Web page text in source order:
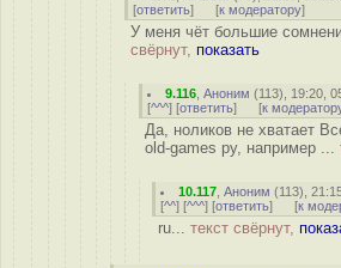
[ответить] [к модератору]
У меня чёт большие
свёрнут, показать
9.116 ,Аноним (113), 19:20,
[^^^] [ответить] [к
Да, ноликов не хватает
old-games ру, например ...
10.117 ,Аноним (113),
[^^] [^^^] [ответить] [к
ru... текст свёрнут,